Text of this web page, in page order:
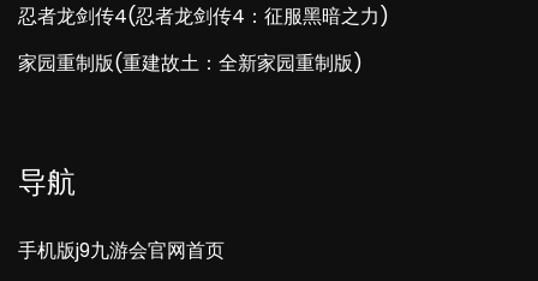
忍者龙剑传4(忍者龙剑传4：征服黑暗之力)
家园重制版(重建故土：全新家园重制版)
导航
手机版j9九游会官网首页